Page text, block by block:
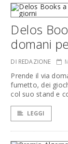
Delos
domani
DI REDAZIONE
Prende il via
fumetto, dei
col suo stand e
LEGGI